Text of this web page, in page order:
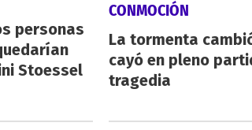
personas
Stoessel
CONMOCIÓN
La tormenta
cayó en pleno
tragedia